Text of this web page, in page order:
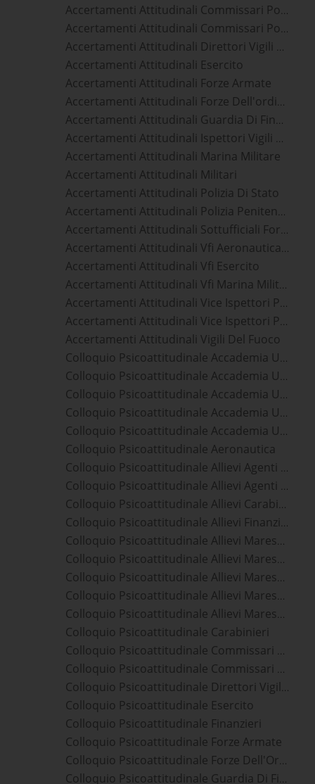
Accertamenti Attitudinali Commissari Polizia Di Stato
Accertamenti Attitudinali Commissari Polizia Penitenziaria
Accertamenti Attitudinali Direttori Vigili Del Fuoco
Accertamenti Attitudinali Esercito
Accertamenti Attitudinali Forze Armate
Accertamenti Attitudinali Forze Dell'ordine
Accertamenti Attitudinali Guardia Di Finanza
Accertamenti Attitudinali Ispettori Vigili Del Fuoco
Accertamenti Attitudinali Marina Militare
Accertamenti Attitudinali Militari
Accertamenti Attitudinali Polizia Di Stato
Accertamenti Attitudinali Polizia Penitenziaria
Accertamenti Attitudinali Sottufficiali Forze Armate
Accertamenti Attitudinali Vfi Aeronautica Militare
Accertamenti Attitudinali Vfi Esercito
Accertamenti Attitudinali Vfi Marina Militare
Accertamenti Attitudinali Vice Ispettori Polizia Di Stato
Accertamenti Attitudinali Vice Ispettori Polizia Penitenziaria
Accertamenti Attitudinali Vigili Del Fuoco
Colloquio Psicoattitudinale Accademia Ufficiali Aeronautica Militare
Colloquio Psicoattitudinale Accademia Ufficiali Carabinieri
Colloquio Psicoattitudinale Accademia Ufficiali Esercito
Colloquio Psicoattitudinale Accademia Ufficiali Guardia Di Finanza
Colloquio Psicoattitudinale Accademia Ufficiali Marina Militare
Colloquio Psicoattitudinale Aeronautica
Colloquio Psicoattitudinale Allievi Agenti Polizia Di Stato
Colloquio Psicoattitudinale Allievi Agenti Polizia Penitenziaria
Colloquio Psicoattitudinale Allievi Carabinieri
Colloquio Psicoattitudinale Allievi Finanzieri
Colloquio Psicoattitudinale Allievi Marescialli Aeronautica Militare
Colloquio Psicoattitudinale Allievi Marescialli Carabinieri
Colloquio Psicoattitudinale Allievi Marescialli Esercito
Colloquio Psicoattitudinale Allievi Marescialli Guardia Di Finanza
Colloquio Psicoattitudinale Allievi Marescialli Marina Militare
Colloquio Psicoattitudinale Carabinieri
Colloquio Psicoattitudinale Commissari Polizia Di Stato
Colloquio Psicoattitudinale Commissari Polizia Penitenziaria
Colloquio Psicoattitudinale Direttori Vigili Del Fuoco
Colloquio Psicoattitudinale Esercito
Colloquio Psicoattitudinale Finanzieri
Colloquio Psicoattitudinale Forze Armate
Colloquio Psicoattitudinale Forze Dell'Ordine
Colloquio Psicoattitudinale Guardia Di Finanza